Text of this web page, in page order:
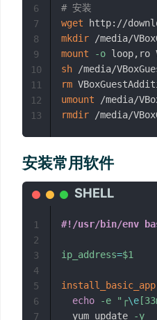
# 安装
wget
mkdir
mount
-o
sh
rm
umount
rmdir
6
7
8
9
10
11
12
13
安装常用软件
#!/usr/bin/env
ip_address=$1
install_basic_app
echo
-e "┌\e
  yum update
-y
1
2
3
4
5
6
7